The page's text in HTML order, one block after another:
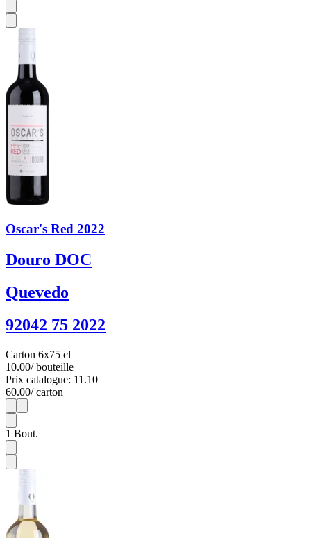
Oscar's Red 2022
Douro DOC
Quevedo
92042 75 2022
Carton 6x75 cl
10.00/ bouteille
Prix catalogue: 11.10
60.00/ carton
1
1 Bout.